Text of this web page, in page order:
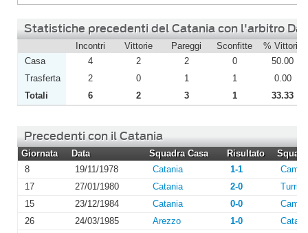
Statistiche precedenti del Catania con l'arbitro Da
Incontri Vittorie Pareggi Sconfitte % Vittorie
Casa
4 2 2 0
50.00
Trasferta
2 0 1 1
0.00
Totali
6 2 3 1 33.33
Precedenti con il Catania
Giornata Data Squadra Casa Risultato
8
19/11/1978 Catania 1-1
17
27/01/1980 Catania 2-0
Turris
15
23/12/1984 Catania 0-0
26
24/03/1985 Arezzo 1-0